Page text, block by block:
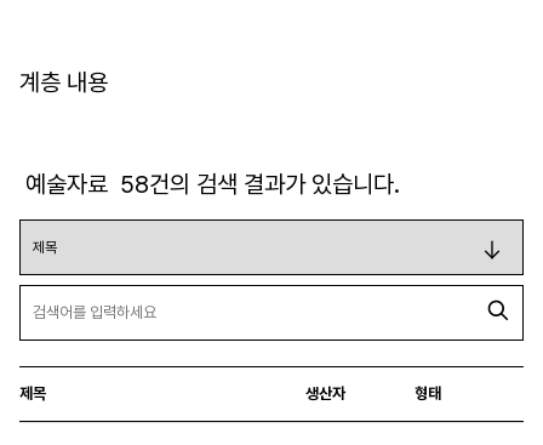
계층 내용
예술자료 58건의 검색 결과가 있습니다.
제목 생산자 형태